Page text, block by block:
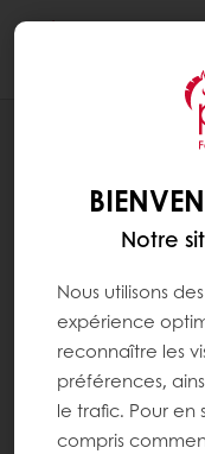
Notre
Nous utilisons
expérience
reconnaître les
préférences,
le trafic. Pour en
compris